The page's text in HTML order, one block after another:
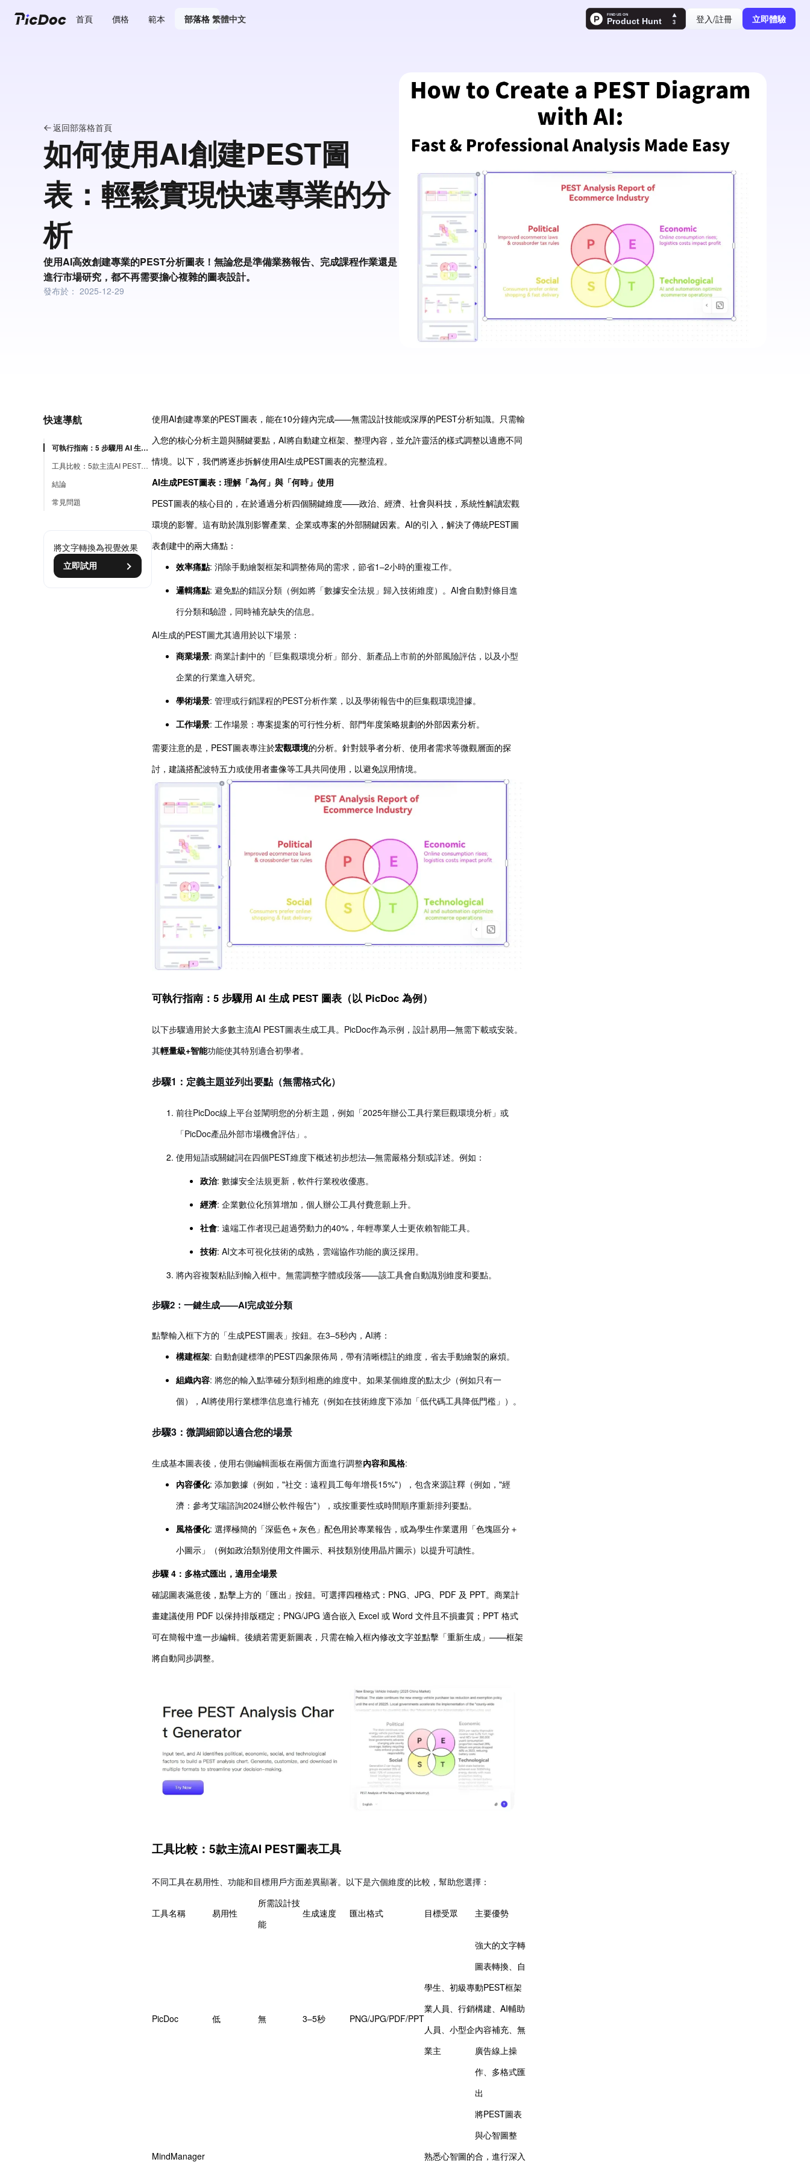
首頁 價格 範本 部落格 繁體中文 登入/註冊 立即體驗
返回部落格首頁
如何使用AI創建PEST圖
表：輕鬆實現快速專業的分
析
使用AI高效創建專業的PEST分析圖表！無論您是準備業務報告、完成課程作業還是
進行市場研究，都不再需要擔心複雜的圖表設計。
發布於： 2025-12-29
快速導航
可執行指南：5 步驟用 AI 生成 PEST 圖表（以 PicDoc 為例）
工具比較：5款主流AI PEST圖表工具
結論
常見問題
將文字轉換為視覺效果
立即試用
使用AI創建專業的PEST圖表，能在10分鐘內完成——無需設計技能或深厚的PEST分析知識。只需輸
入您的核心分析主題與關鍵要點，AI將自動建立框架、整理內容，並允許靈活的樣式調整以適應不同
情境。以下，我們將逐步拆解使用AI生成PEST圖表的完整流程。
AI生成PEST圖表：理解「為何」與「何時」使用
PEST圖表的核心目的，在於通過分析四個關鍵維度——政治、經濟、社會與科技，系統性解讀宏觀
環境的影響。這有助於識別影響產業、企業或專案的外部關鍵因素。AI的引入，解決了傳統PEST圖
表創建中的兩大痛點：
效率痛點: 消除手動繪製框架和調整佈局的需求，節省1–2小時的重複工作。
邏輯痛點: 避免點的錯誤分類（例如將「數據安全法規」歸入技術維度）。AI會自動對條目進
行分類和驗證，同時補充缺失的信息。
AI生成的PEST圖尤其適用於以下場景：
商業場景: 商業計劃中的「巨集觀環境分析」部分、新產品上市前的外部風險評估，以及小型
企業的行業進入研究。
學術場景: 管理或行銷課程的PEST分析作業，以及學術報告中的巨集觀環境證據。
工作場景: 工作場景：專案提案的可行性分析、部門年度策略規劃的外部因素分析。
需要注意的是，PEST圖表專注於宏觀環境的分析。針對競爭者分析、使用者需求等微觀層面的探
討，建議搭配波特五力或使用者畫像等工具共同使用，以避免誤用情境。
可執行指南：5 步驟用 AI 生成 PEST 圖表（以 PicDoc 為例）
以下步驟適用於大多數主流AI PEST圖表生成工具。PicDoc作為示例，設計易用—無需下載或安裝。
其輕量級+智能功能使其特別適合初學者。
步驟1：定義主題並列出要點（無需格式化）
前往PicDoc線上平台並闡明您的分析主題，例如「2025年辦公工具行業巨觀環境分析」或
「PicDoc產品外部市場機會評估」。
使用短語或關鍵詞在四個PEST維度下概述初步想法—無需嚴格分類或詳述。例如：
政治: 數據安全法規更新，軟件行業稅收優惠。
經濟: 企業數位化預算增加，個人辦公工具付費意願上升。
社會: 遠端工作者現已超過勞動力的40%，年輕專業人士更依賴智能工具。
技術: AI文本可視化技術的成熟，雲端協作功能的廣泛採用。
將內容複製粘貼到輸入框中。無需調整字體或段落——該工具會自動識別維度和要點。
步驟2：一鍵生成——AI完成並分類
點擊輸入框下方的「生成PEST圖表」按鈕。在3–5秒內，AI將：
構建框架: 自動創建標準的PEST四象限佈局，帶有清晰標註的維度，省去手動繪製的麻煩。
組織內容: 將您的輸入點準確分類到相應的維度中。如果某個維度的點太少（例如只有一
個），AI將使用行業標準信息進行補充（例如在技術維度下添加「低代碼工具降低門檻」）。
步驟3：微調細節以適合您的場景
生成基本圖表後，使用右側編輯面板在兩個方面進行調整內容和風格:
內容優化: 添加數據（例如，"社交：遠程員工每年增長15%"），包含來源註釋（例如，"經
濟：參考艾瑞諮詢2024辦公軟件報告"），或按重要性或時間順序重新排列要點。
風格優化: 選擇極簡的「深藍色＋灰色」配色用於專業報告，或為學生作業選用「色塊區分＋
小圖示」（例如政治類別使用文件圖示、科技類別使用晶片圖示）以提升可讀性。
步驟 4：多格式匯出，適用全場景
確認圖表滿意後，點擊上方的「匯出」按鈕。可選擇四種格式：PNG、JPG、PDF 及 PPT。商業計
畫建議使用 PDF 以保持排版穩定；PNG/JPG 適合嵌入 Excel 或 Word 文件且不損畫質；PPT 格式
可在簡報中進一步編輯。後續若需更新圖表，只需在輸入框內修改文字並點擊「重新生成」——框架
將自動同步調整。
工具比較：5款主流AI PEST圖表工具
不同工具在易用性、功能和目標用戶方面差異顯著。以下是六個維度的比較，幫助您選擇：
工具名稱 易用性
所需設計技
能
生成速度 匯出格式 目標受眾 主要優勢
PicDoc 低 無 3–5秒 PNG/JPG/PDF/PPT
學生、初級專
業人員、行銷
人員、小型企
業主
強大的文字轉
圖表轉換、自
動PEST框架
構建、AI輔助
內容補充、無
廣告線上操
作、多格式匯
出
MindManager
熟悉心智圖的
將PEST圖表
與心智圖整
合，進行深入